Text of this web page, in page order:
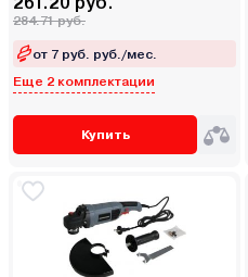
284.71 руб.
от 7 руб. руб./мес.
Еще 2 комплектации
Купить